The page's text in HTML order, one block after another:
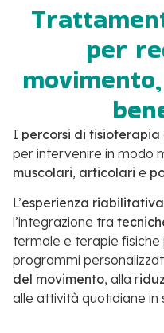
per
I percorsi di fisioterapia
per intervenire in modo
muscolari, articolari e
L’esperienza
l’integrazione tra
termale e terapie
programmi
del movimento, alla r
alle attività quotidiane in